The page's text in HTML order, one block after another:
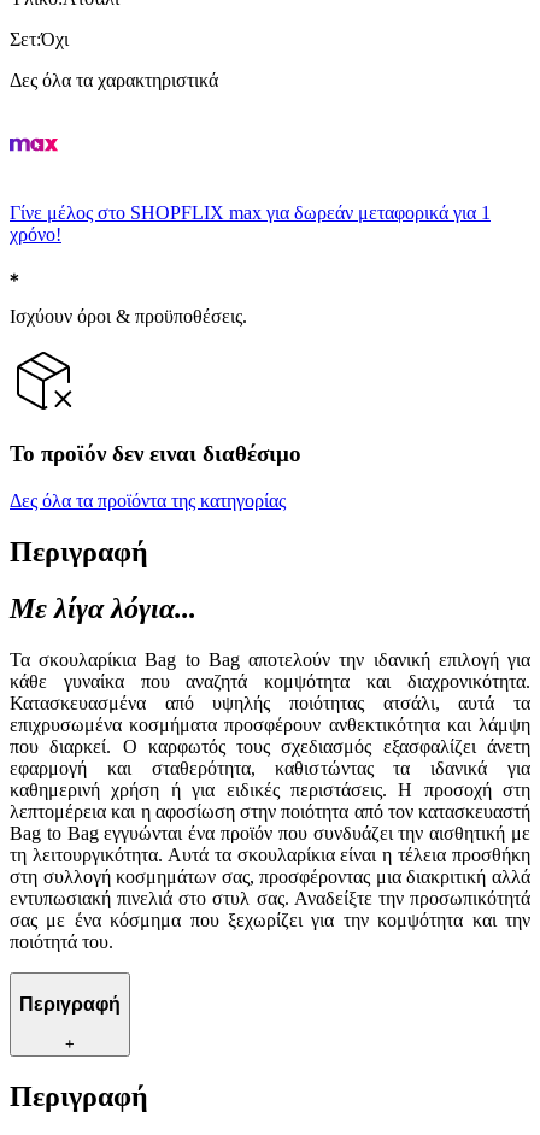
Σετ:Όχι
Δες όλα τα χαρακτηριστικά
Γίνε μέλος στο SHOPFLIX max για δωρεάν μεταφορικά για 1
χρόνο!
Ισχύουν όροι & προϋποθέσεις.
Το προϊόν δεν ειναι διαθέσιμο
Δες όλα τα προϊόντα της κατηγορίας
Περιγραφή
Με λίγα λόγια...
Τα σκουλαρίκια Bag to Bag αποτελούν την ιδανική επιλογή για
κάθε γυναίκα που αναζητά κομψότητα και διαχρονικότητα.
Κατασκευασμένα από υψηλής ποιότητας ατσάλι, αυτά τα
επιχρυσωμένα κοσμήματα προσφέρουν ανθεκτικότητα και λάμψη
που διαρκεί. Ο καρφωτός τους σχεδιασμός εξασφαλίζει άνετη
εφαρμογή και σταθερότητα, καθιστώντας τα ιδανικά για
καθημερινή χρήση ή για ειδικές περιστάσεις. Η προσοχή στη
λεπτομέρεια και η αφοσίωση στην ποιότητα από τον κατασκευαστή
Bag to Bag εγγυώνται ένα προϊόν που συνδυάζει την αισθητική με
τη λειτουργικότητα. Αυτά τα σκουλαρίκια είναι η τέλεια προσθήκη
στη συλλογή κοσμημάτων σας, προσφέροντας μια διακριτική αλλά
εντυπωσιακή πινελιά στο στυλ σας. Αναδείξτε την προσωπικότητά
σας με ένα κόσμημα που ξεχωρίζει για την κομψότητα και την
ποιότητά του.
Περιγραφή
+
Περιγραφή